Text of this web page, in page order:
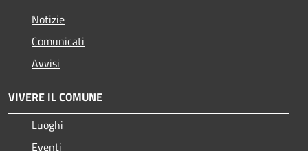
Notizie
Comunicati
Avvisi
VIVERE IL COMUNE
Luoghi
Eventi